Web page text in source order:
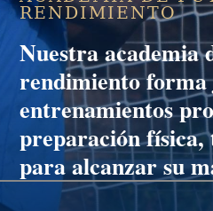
RENDIMIENTO
Nuestraacademia
rendimientoforma
entrenamientos
preparación
para alcanzar su